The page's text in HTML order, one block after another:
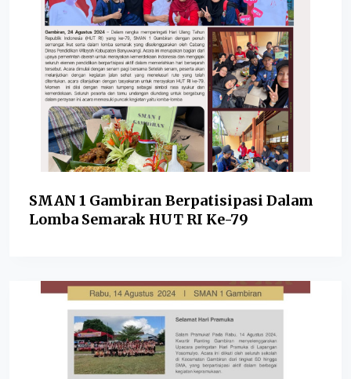
SMAN 1 Gambiran Berpatisipasi Dalam
Lomba Semarak HUT RI Ke-79